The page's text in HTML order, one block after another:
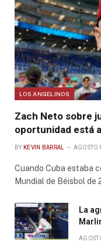
LOS ANGELINOS
Zach Neto sobre
oportunidad está
BY KEVIN BARRAL AGOSTO
Cuando Cuba estaba
Mundial de Béisbol de
La